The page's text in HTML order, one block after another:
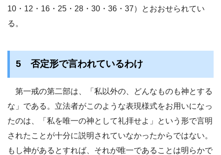
10・12・16・25・28・30・36・37）とおおせられてい
る。
5 否定形で言われているわけ
第一戒の第二部は、「私以外の、どんなものも神とする
な」である。立法者がこのような表現様式をお用いになっ
たのは、「私を唯一の神として礼拝せよ」という形で言明
されたことが十分に説明されていなかったからではない。
もし神があるとすれば、それが唯一であることは明らかで